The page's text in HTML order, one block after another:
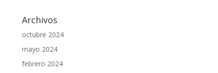
Archivos
octubre 2024
mayo 2024
febrero 2024